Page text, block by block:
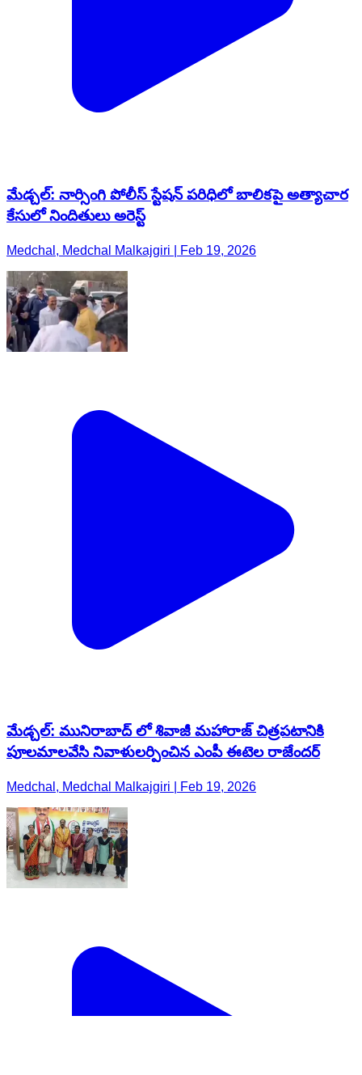
మేడ్చల్: నార్సింగి పోలీస్ స్టేషన్ పరిధిలో బాలికపై అత్యాచార
కేసులో నిందితులు అరెస్ట్
Medchal, Medchal Malkajgiri | Feb 19, 2026
మేడ్చల్: మునిరాబాద్ లో శివాజీ మహారాజ్ చిత్రపటానికి
పూలమాలవేసి నివాళులర్పించిన ఎంపీ ఈటెల రాజేందర్
Medchal, Medchal Malkajgiri | Feb 19, 2026